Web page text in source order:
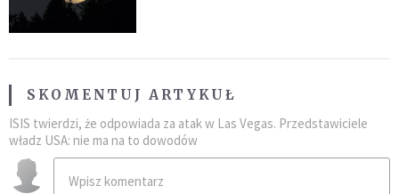
SKOMENTUJ ARTYKUŁ
ISIS twierdzi, że odpowiada za atak w Las Vegas. Przedstawiciele
władz USA: nie ma na to dowodów